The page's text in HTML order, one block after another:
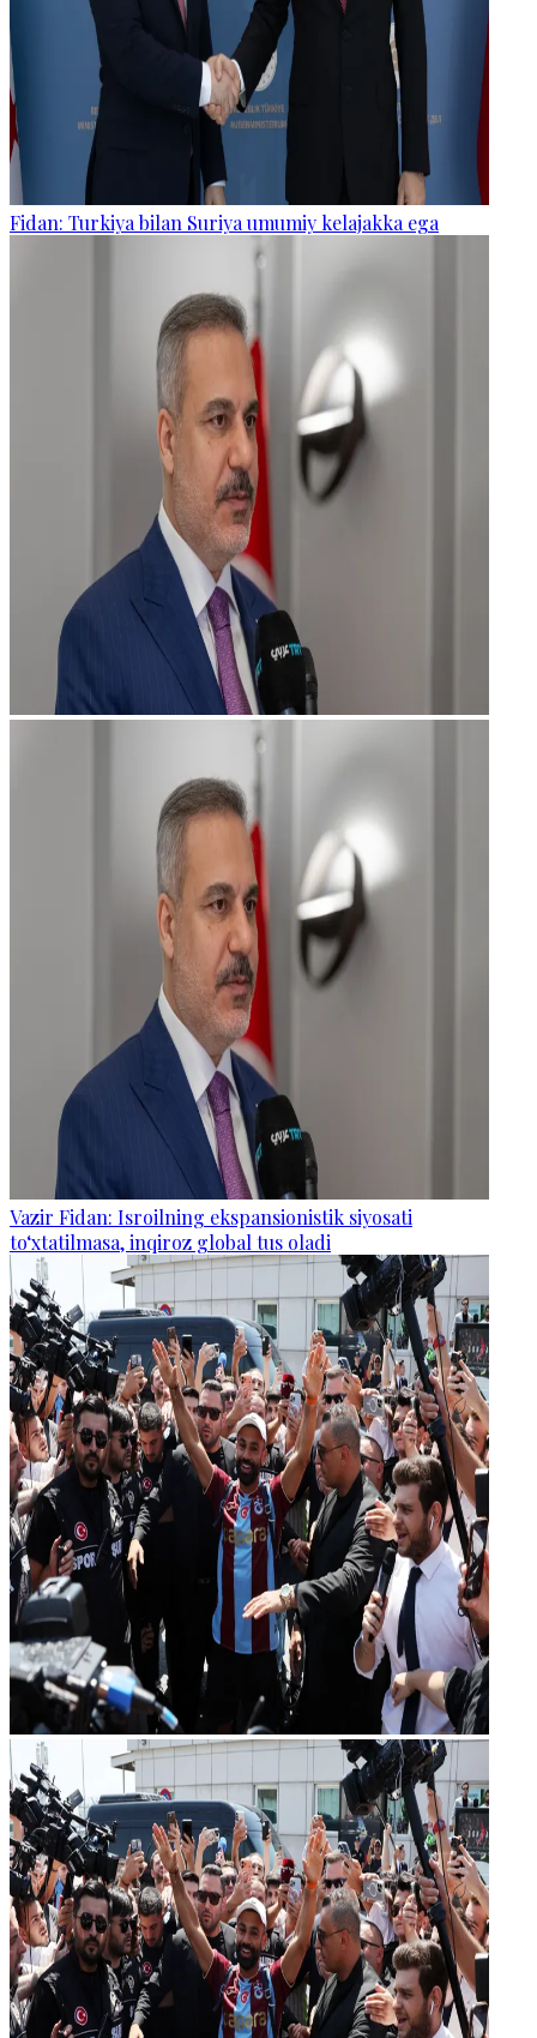
Fidan: Turkiya bilan Suriya umumiy kelajakka ega
Vazir Fidan: Isroilning ekspansionistik siyosati
to‘xtatilmasa, inqiroz global tus oladi